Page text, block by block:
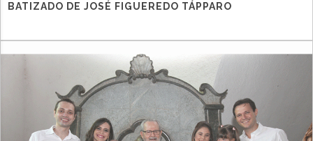
BATIZADO DE JOSÉ FIGUEREDO TÁPPARO